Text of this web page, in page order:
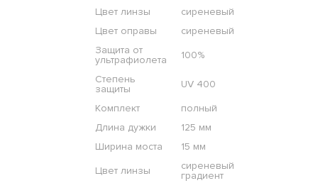
Цвет линзы
сиреневый
Цвет оправы
сиреневый
Защита от
ультрафиолета
100%
Степень
защиты
UV 400
Комплект
полный
Длина дужки
125 мм
Ширина моста
15 мм
Цвет линзы
сиреневый
градиент